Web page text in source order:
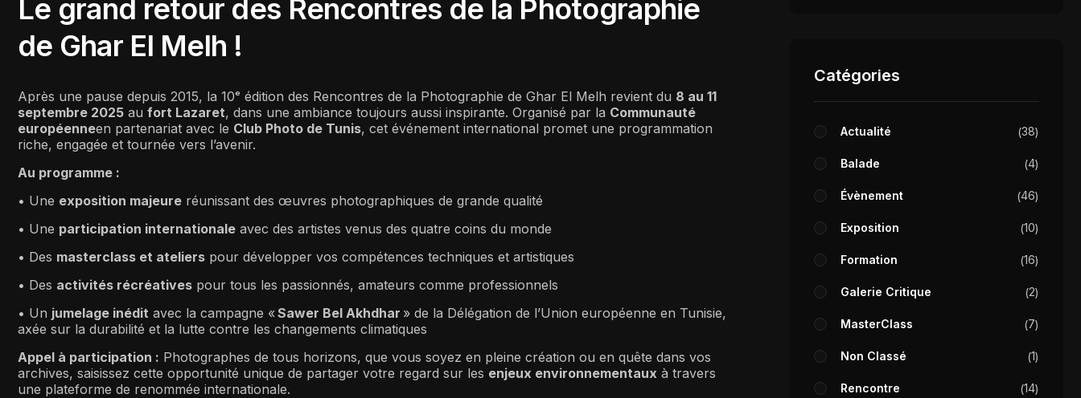
Le grand retour des Rencontres de la Photographie
de Ghar El Melh !
Après une pause depuis 2015, la 10ᵉ édition des Rencontres de la Photographie de Ghar El Melh revient du 8 au 11
septembre 2025 au fort Lazaret, dans une ambiance toujours aussi inspirante. Organisé par la Communauté
européenneen partenariat avec le Club Photo de Tunis, cet événement international promet une programmation
riche, engagée et tournée vers l’avenir.
Au programme :
• Une exposition majeure réunissant des œuvres photographiques de grande qualité
• Une participation internationale avec des artistes venus des quatre coins du monde
• Des masterclass et ateliers pour développer vos compétences techniques et artistiques
• Des activités récréatives pour tous les passionnés, amateurs comme professionnels
• Un jumelage inédit avec la campagne «Sawer Bel Akhdhar » de la Délégation de l’Union européenne en Tunisie,
axée sur la durabilité et la lutte contre les changements climatiques
Appel à participation : Photographes de tous horizons, que vous soyez en pleine création ou en quête dans vos
archives, saisissez cette opportunité unique de partager votre regard sur les enjeux environnementaux à travers
une plateforme de renommée internationale.
Catégories
Actualité 38
Balade 4
Évènement 46
Exposition 10
Formation 16
Galerie Critique 2
MasterClass 7
Non Classé 1
Rencontre 14